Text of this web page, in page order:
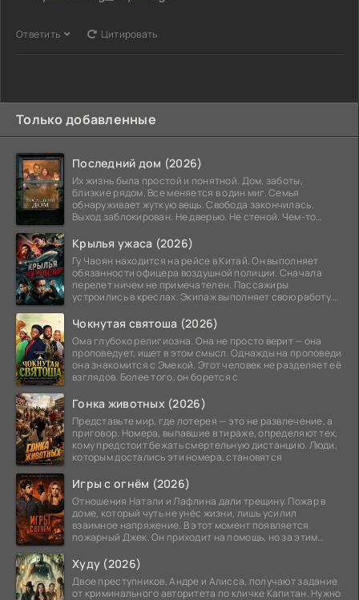
Ответить Цитировать
Только добавленные
Последний дом (2026)
Их жизнь была простой и понятной. Дом, заботы,
близкие рядом. Все меняется в один миг. Семья
обнаруживает жуткую вещь. Свобода закончилась.
Выход заблокирован. Не дверью. Не стеной. Чем-то
Крылья ужаса (2026)
Гу Чаоян находится на рейсе в Китай. Он выполняет
обязанности офицера воздушной полиции. Сначала
перелет ничем не примечателен. Пассажиры
устроились в креслах. Экипаж выполняет свою работу.
Чокнутая святоша (2026)
Ома глубоко религиозна. Она не просто верит — она
проповедует, ищет в этом смысл. Однажды на проповеди
она знакомится с Эмекой. Этот человек не разделяет её
взглядов. Более того, он борется с
Гонка животных (2026)
Представьте мир, где лотерея — это не развлечение, а
приговор. Номера, выпавшие в тираже, определяют тех,
кому предстоит бежать смертельную дистанцию. Люди,
которым достались эти номера, становятся
Игры с огнём (2026)
Отношения Натали и Лафлина дали трещину. Пожар в
доме, который чуть не унёс жизни, лишь усилил
взаимное напряжение. В этот момент появляется
пожарный Джек. Он приходит на помощь, но за этим
Худу (2026)
Двое преступников, Андре и Алисса, получают задание
от криминального авторитета по кличке Капитан. Нужно